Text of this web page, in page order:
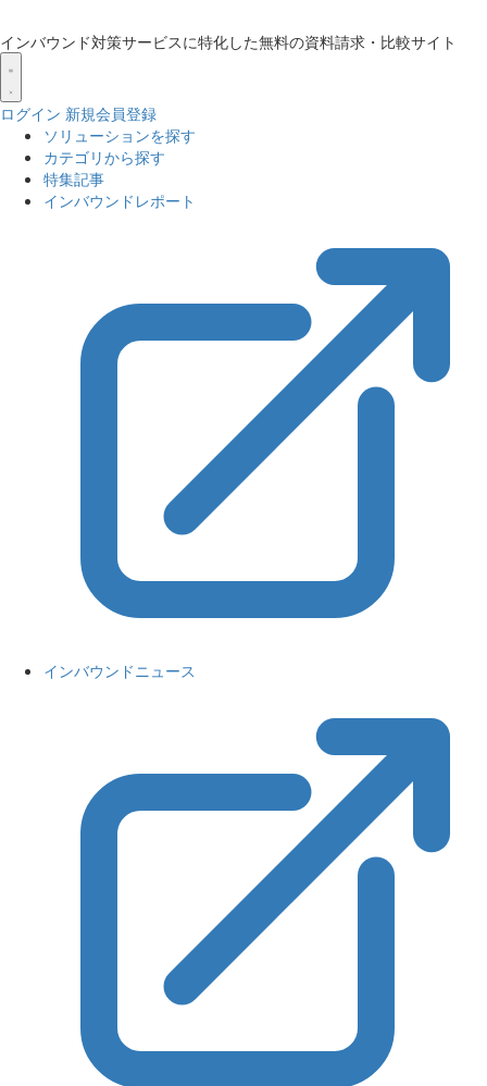
インバウンド対策サービスに特化した無料の資料請求・比較サイト
ログイン 新規会員登録
ソリューションを探す
カテゴリから探す
特集記事
インバウンドレポート
インバウンドニュース